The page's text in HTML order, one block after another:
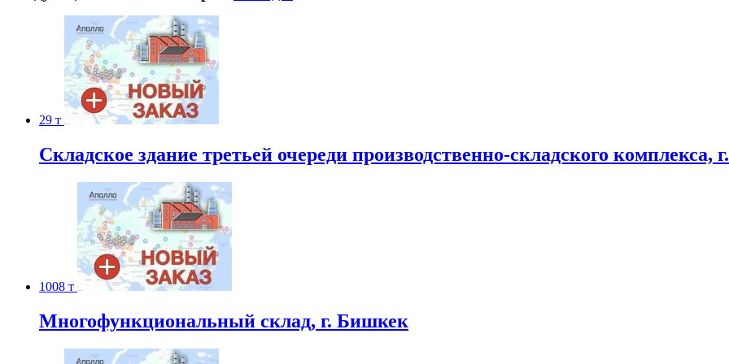
29 т
Складское здание третьей очереди производственно-складского комплекса,
1008 т
Многофункциональный склад, г. Бишкек